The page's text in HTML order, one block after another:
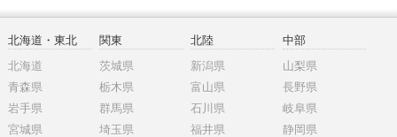
北海道・東北
北海道
青森県
岩手県
宮城県
関東
茨城県
栃木県
群馬県
埼玉県
北陸
新潟県
富山県
石川県
福井県
中部
山梨県
長野県
岐阜県
静岡県